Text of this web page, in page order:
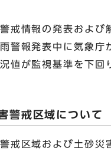
戒情報の発表および
警報発表中に気象庁
値が監視基準を下回
警戒区域について
戒区域および土砂災